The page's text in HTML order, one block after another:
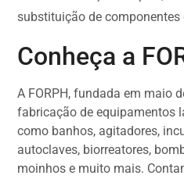
substituição de componentes
Conheça a
A FORPH, fundada em maio
fabricação de equipamentos
como banhos, agitadores,
autoclaves, biorreatores,
moinhos e muito mais.